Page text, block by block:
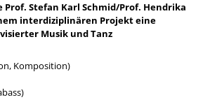
Prof. Stefan Karl Schmid/Prof. Hendrika
interdiziplinären Projekt eine
Musik und Tanz
Komposition)